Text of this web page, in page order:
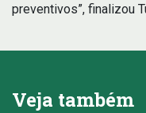
preventivos”, finalizou
Veja também